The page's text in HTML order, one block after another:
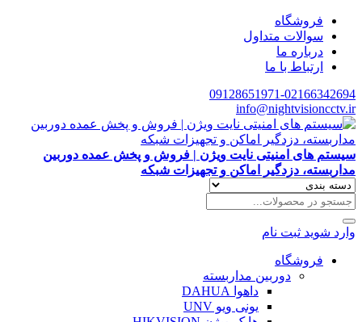
فروشگاه
سوالات متداول
درباره ما
ارتباط با ما
09128651971-02166342694
info@nightvisioncctv.ir
سیستم های امنیتی نایت ویژن | فروش و پخش عمده دوربین
مداربسته، دزدگیر اماکن و تجهیزات شبکه
وارد شوید ثبت نام
فروشگاه
دوربین مداربسته
داهوا DAHUA
یونی ویو UNV